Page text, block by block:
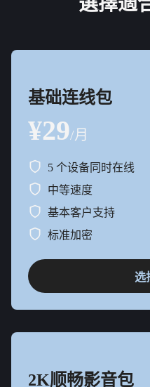
基础连线包
¥29/月
5 个设备同时在线
中等速度
基本客户支持
标准加密
选
2K顺畅影音包